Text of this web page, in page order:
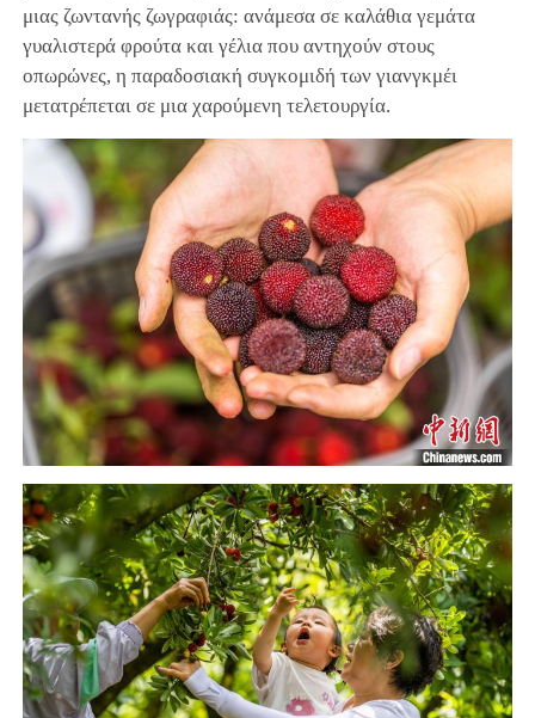
μιας ζωντανής ζωγραφιάς: ανάμεσα σε καλάθια γεμάτα
γυαλιστερά φρούτα και γέλια που αντηχούν στους
οπωρώνες, η παραδοσιακή συγκομιδή των γιανγκμέι
μετατρέπεται σε μια χαρούμενη τελετουργία.